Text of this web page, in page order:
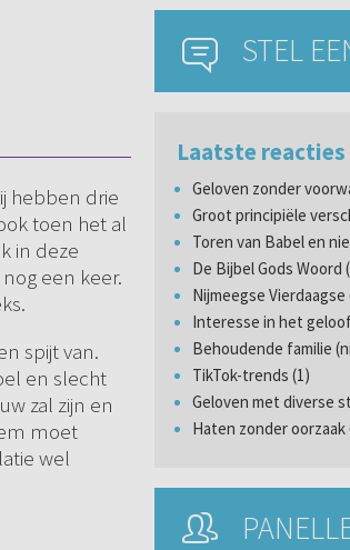
hebben drie
toen het al
in deze
een keer.
spijt van.
en slecht
zal zijn en
moet
wel
STEL
Laatste reacties
Geloven zonder
Groot principiële
Toren van Babel en
De Bijbel Gods Woord
Nijmeegse Vierdaagse
Interesse in het
Behoudende familie
TikTok-trends (1)
Geloven met diverse
Haten zonder oorzaak